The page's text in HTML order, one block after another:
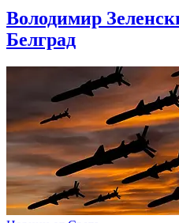
Володимир
Белград